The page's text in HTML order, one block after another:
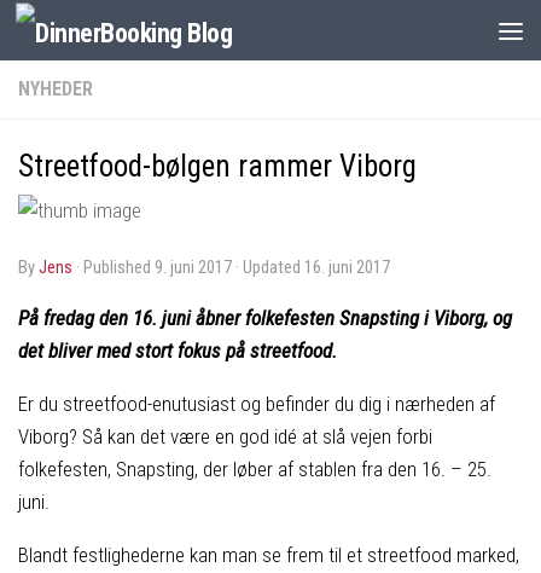
NYHEDER
Streetfood-bølgen rammer Viborg
byJens · Published 9. juni 2017 · Updated 16. juni 2017
På fredag den 16. juni åbner folkefesten Snapsting i Viborg, og
det bliver med stort fokus på streetfood.
Er du streetfood-enutusiast og befinder du dig i nærheden af
Viborg? Så kan det være en god idé at slå vejen forbi
folkefesten, Snapsting, der løber af stablen fra den 16. – 25.
juni.
Blandt festlighederne kan man se frem til et streetfood marked,